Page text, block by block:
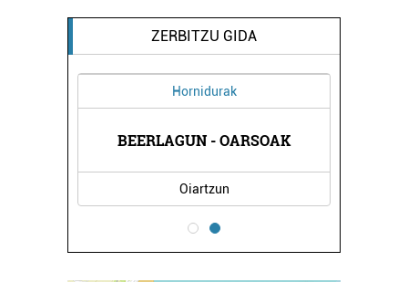
ZERBITZU GIDA
Hornidurak
BEERLAGUN - OARSOAK
Oiartzun